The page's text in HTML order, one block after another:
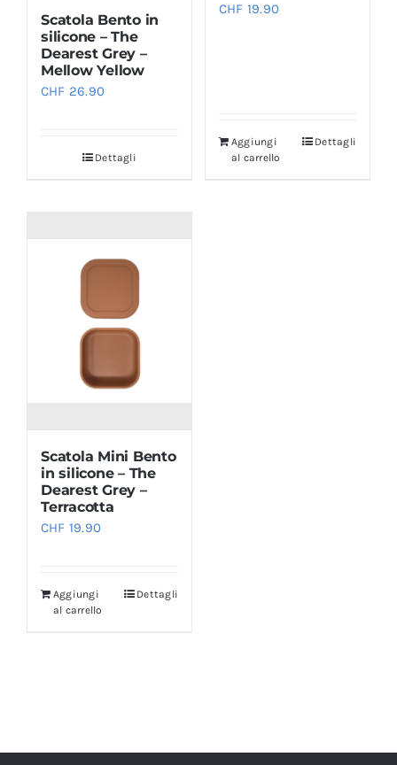
prodotto
Scatola Bento in
silicone – The
Dearest Grey –
Mellow Yellow
CHF 26.90
Dettagli
CHF 19.90
Aggiungi
al carrello
Dettagli
Scatola Mini Bento
in silicone – The
Dearest Grey –
Terracotta
CHF 19.90
Aggiungi
al carrello
Dettagli